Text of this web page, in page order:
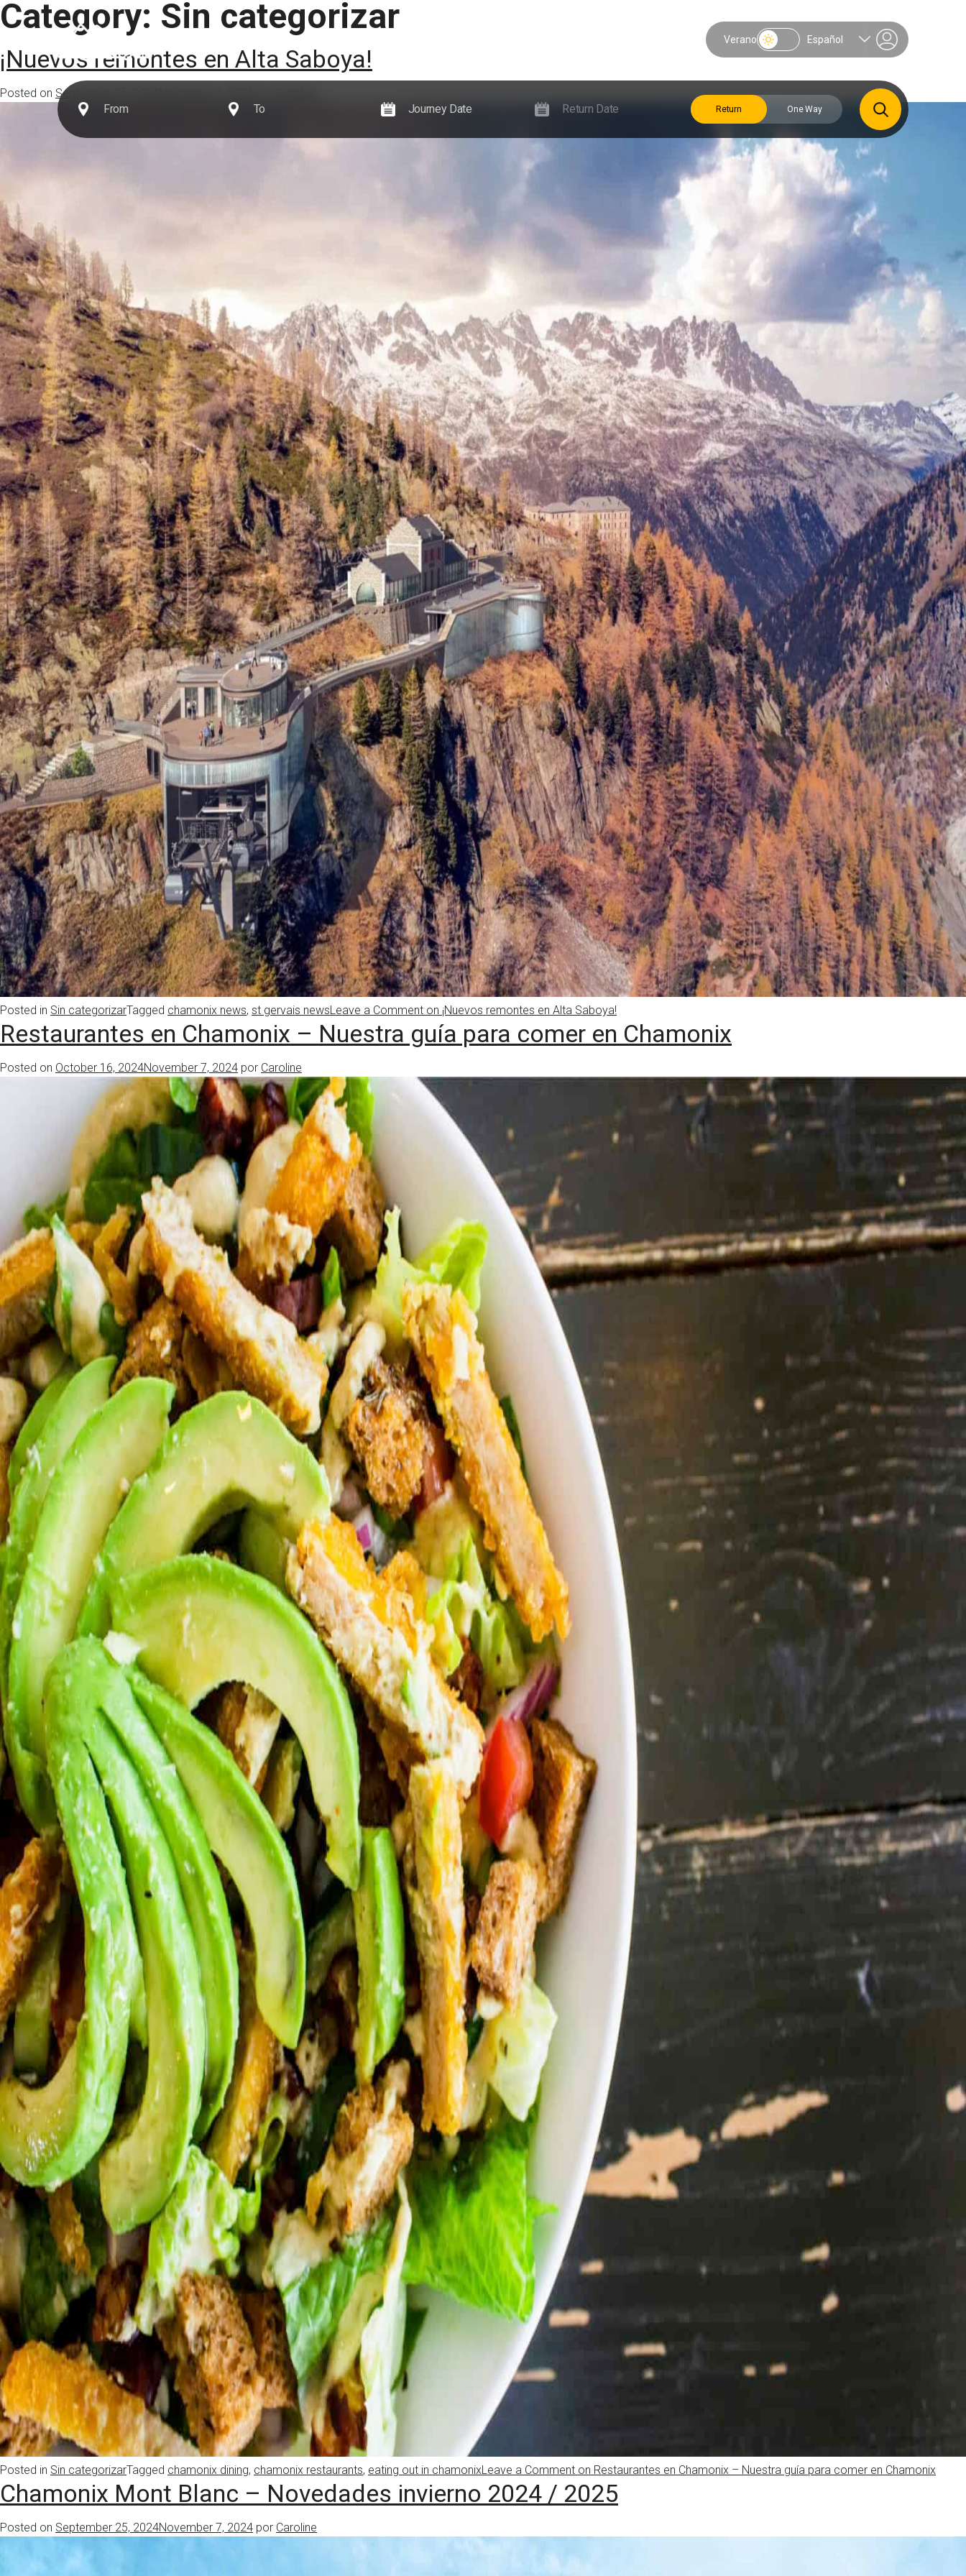
Destinos Verano Español
Category: Sin categorizar
¡Nuevos remontes en Alta Saboya!
Posted on September 25, 2024
Posted in Sin categorizarTagged chamonix news, st gervais newsLeave a Comment on ¡Nuevos remontes en Alta Saboya!
Restaurantes en Chamonix – Nuestra guía para comer en Chamonix
Posted on October 16, 2024November 7, 2024 por Caroline
Posted in Sin categorizarTagged chamonix dining, chamonix restaurants, eating out in chamonixLeave a Comment on Restaurantes en Chamonix – Nuestra guía para comer en Chamonix
Chamonix Mont Blanc – Novedades invierno 2024 / 2025
Posted on September 25, 2024November 7, 2024 por Caroline
Return One Way